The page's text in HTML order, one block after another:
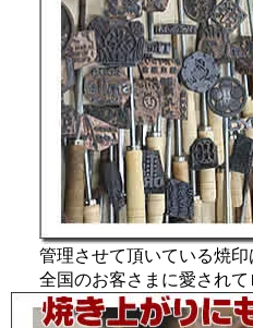
管理させて頂いている焼印
全国のお客さまに愛されて